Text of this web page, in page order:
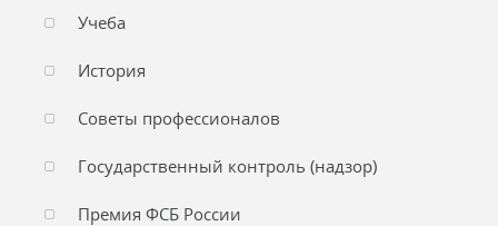
Учеба
История
Советы профессионалов
Государственный контроль (надзор)
Премия ФСБ России